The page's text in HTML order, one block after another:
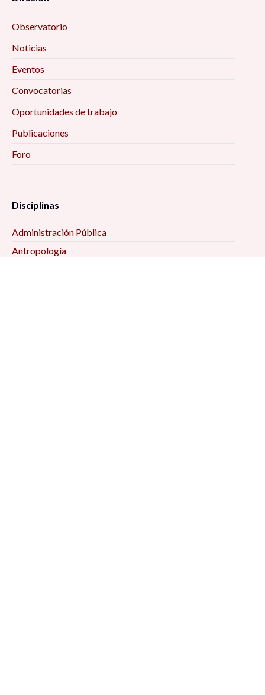
Observatorio
Noticias
Eventos
Convocatorias
Oportunidades de trabajo
Publicaciones
Foro
Disciplinas
Administración Pública
Antropología